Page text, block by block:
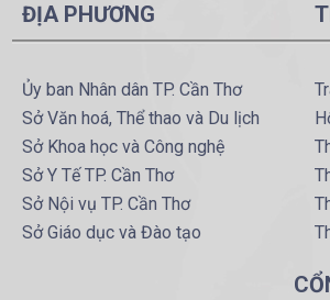
ĐỊA PHƯƠNG
Ủy ban Nhân dân TP. Cần Thơ
Sở Văn hoá, Thể thao và Du lịch
Sở Khoa học và Công nghệ
Sở Y Tế TP. Cần Thơ
Sở Nội vụ TP. Cần Thơ
Sở Giáo dục và Đào tạo